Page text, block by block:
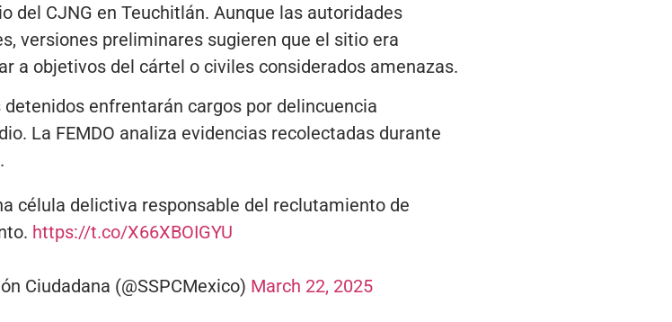
CJNG en Teuchitlán. Aunque las autoridades
versiones preliminares sugieren que el sitio era
a objetivos del cártel o civiles considerados amenazas.
enfrentarán cargos por delincuencia
La FEMDO analiza evidencias recolectadas durante
célula delictiva responsable del reclutamiento de
https://t.co/X66XBOIGYU
Ciudadana (@SSPCMexico) March 22, 2025